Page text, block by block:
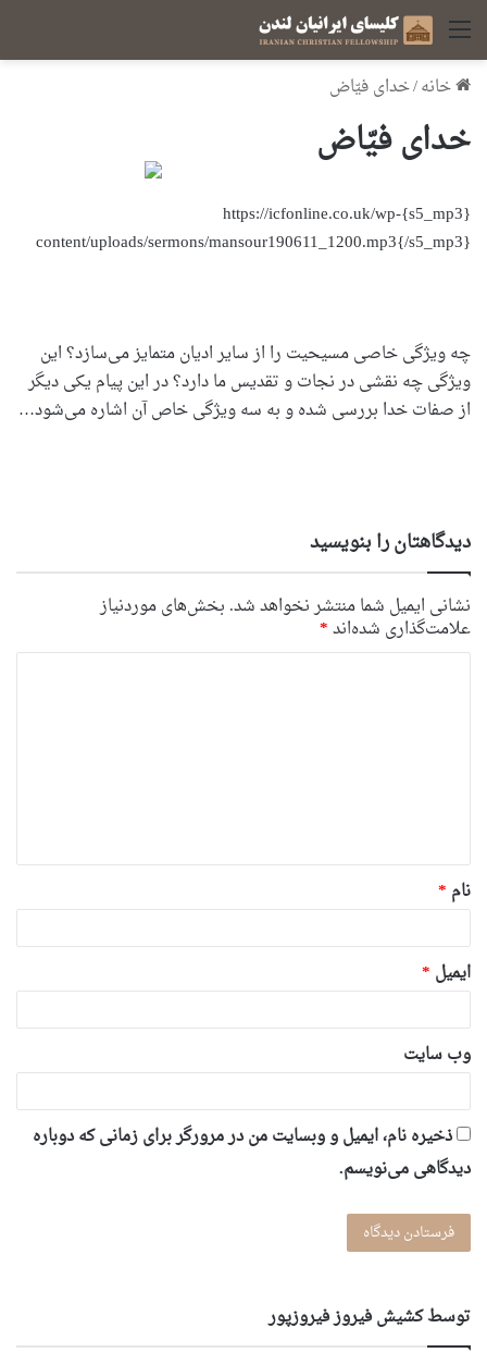
منو
خانه/خدای فیّاض
خدای فیّاض
{s5_mp3}https://icfonline.co.uk/wp-
content/uploads/sermons/mansour190611_1200.mp3{/s5_mp3}
چه ویژگی خاصی مسیحیت را از سایر ادیان متمایز می‌سازد؟ این
ویژگی چه نقشی در نجات و تقدیس ما دارد؟ در این پیام یکی دیگر
از صفات خدا بررسی شده و به سه ویژگی خاص آن اشاره می‌شود…
دیدگاهتان را بنویسید
نشانی ایمیل شما منتشر نخواهد شد. بخش‌های موردنیاز
علامت‌گذاری شده‌اند*
*
نام *
ایمیل *
وب‌ سایت
ذخیره نام، ایمیل و وبسایت من در مرورگر برای زمانی که دوباره
دیدگاهی می‌نویسم.
توسط کشیش فیروز فیروزپور